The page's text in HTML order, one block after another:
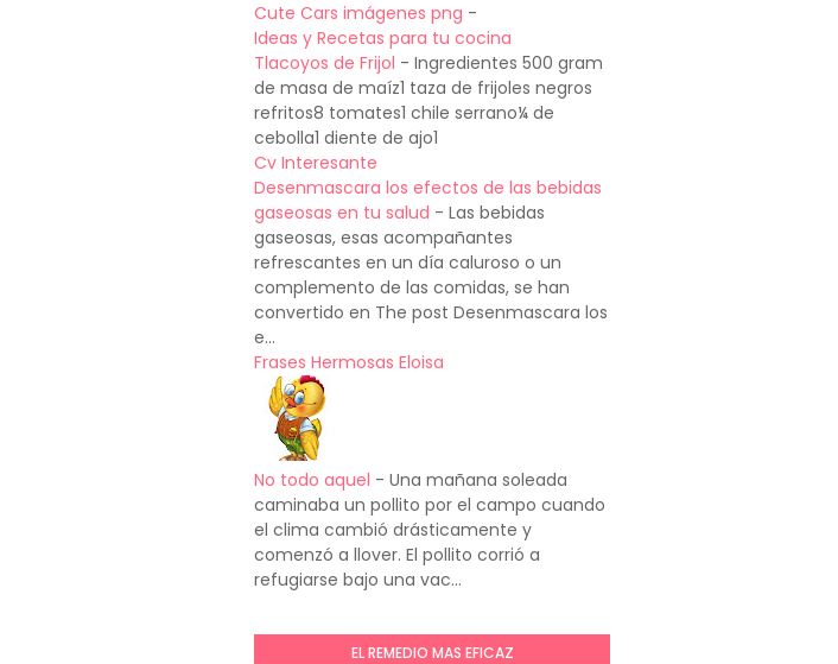
Cute Cars imágenes png -
Ideas y Recetas para tu cocina
Tlacoyos de Frijol - Ingredientes 500 gram
de masa de maíz1 taza de frijoles negros
refritos8 tomates1 chile serrano¼ de
cebolla1 diente de ajo1
Cv Interesante
Desenmascara los efectos de las bebidas
gaseosas en tu salud - Las bebidas
gaseosas, esas acompañantes
refrescantes en un día caluroso o un
complemento de las comidas, se han
convertido en The post Desenmascara los
e...
Frases Hermosas Eloisa
No todo aquel - Una mañana soleada
caminaba un pollito por el campo cuando
el clima cambió drásticamente y
comenzó a llover. El pollito corrió a
refugiarse bajo una vac...
EL REMEDIO MAS EFICAZ